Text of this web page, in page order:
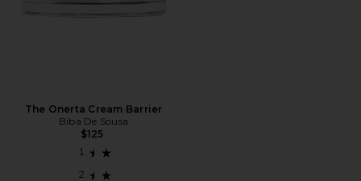
The Onerta Cream Barrier
Biba De Sousa
$125